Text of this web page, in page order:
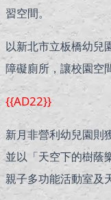
習空間。
以新北市立板橋幼兒
障礙廁所，讓校園空
{{AD22}}
新月非營利幼兒園則
並以「天空下的樹蔭
親子多功能活動室及